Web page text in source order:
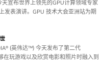
宣布世界上领先的GPU计算领域专家
发表演讲。GPU 技术大会亚洲站为期
(英伟达™) 今天发布了第二代
玩游戏以及欣赏电影和照片时融入到